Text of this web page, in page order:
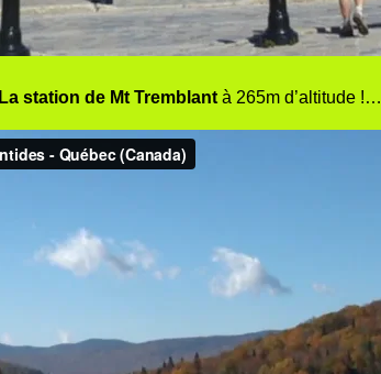
La station de Mt Tremblantà 265m d’altitude !…